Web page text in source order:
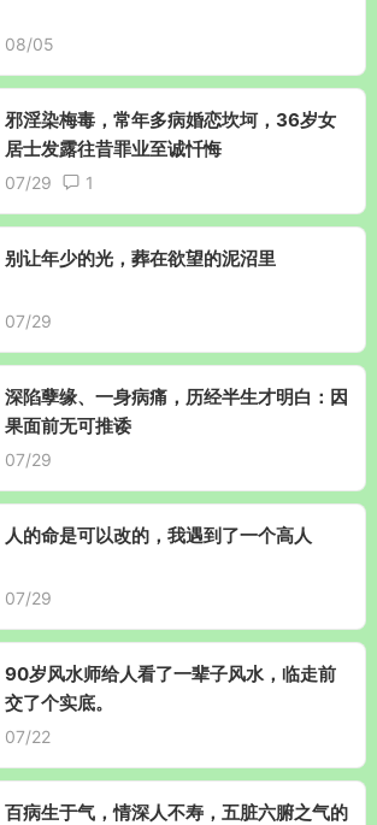
08/05
邪淫染梅毒，常年多病婚恋坎坷，36岁女
居士发露往昔罪业至诚忏悔
07/29 1
别让年少的光，葬在欲望的泥沼里
07/29
深陷孽缘、一身病痛，历经半生才明白：因
果面前无可推诿
07/29
人的命是可以改的，我遇到了一个高人
07/29
90岁风水师给人看了一辈子风水，临走前
交了个实底。
07/22
百病生于气，情深人不寿，五脏六腑之气的